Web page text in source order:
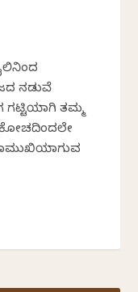
ನಡುವೆ
ಗಟ್ಟಿಯಾಗಿ ತಮ್ಮ